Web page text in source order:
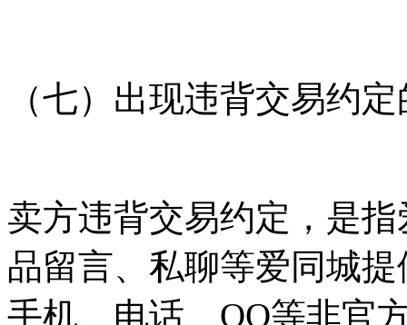
（七）出现违背交易约
卖方违背交易约定，是
品留言、私聊等爱同城
手机、电话、QQ等非官